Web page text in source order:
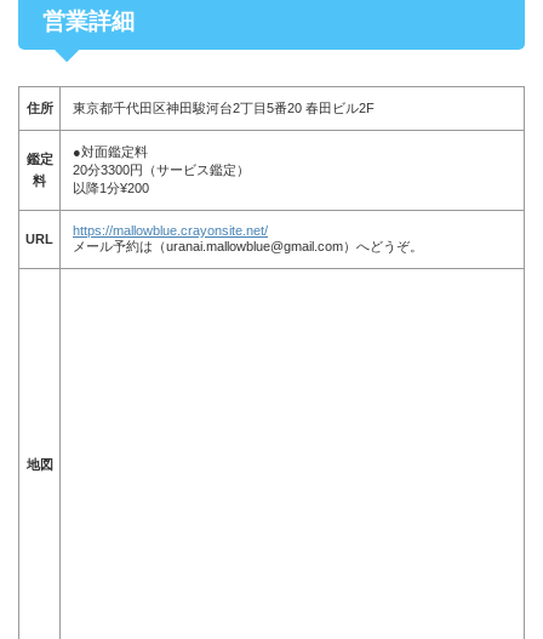
営業詳細
住所 東京都千代田区神田駿河台2丁目5番20 春田ビル2F
鑑定
料
●対面鑑定料
20分3300円（サービス鑑定）
以降1分¥200
URL
https://mallowblue.crayonsite.net/
メール予約は（uranai.mallowblue@gmail.com）へどうぞ。
地図